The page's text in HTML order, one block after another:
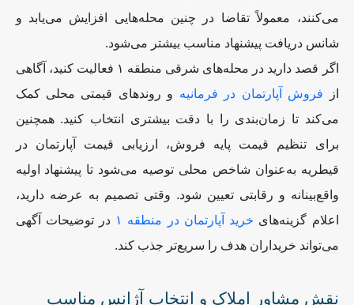
می‌کنند، معمولاً تقاضا در چنین محله‌هایی افزایش می‌یابد و
شانس دریافت پیشنهاد مناسب بیشتر می‌شود.
اگر قصد دارید در محله‌های شرقی منطقه ۱ فعالیت کنید، آگاهی
از فروش آپارتمان در فرمانیه و روندهای قیمتی محلی کمک
می‌کند تا زمان‌بندی را با دقت بیشتری انتخاب کنید. همچنین
برای تنظیم قیمت پایه فروش، ارزیابی قیمت آپارتمان در
قیطریه به‌عنوان شاخص محلی توصیه می‌شود تا پیشنهاد اولیه
واقع‌بینانه و رقابتی تعیین شود. وقتی تصمیم به عرضه دارید،
اعلام گزینه‌های خرید آپارتمان در منطقه ۱ در توضیحات آگهی
می‌تواند خریداران هدف را سریع‌تر جذب کند.
نقش مشاور املاک و انتخاب آژانس مناسب